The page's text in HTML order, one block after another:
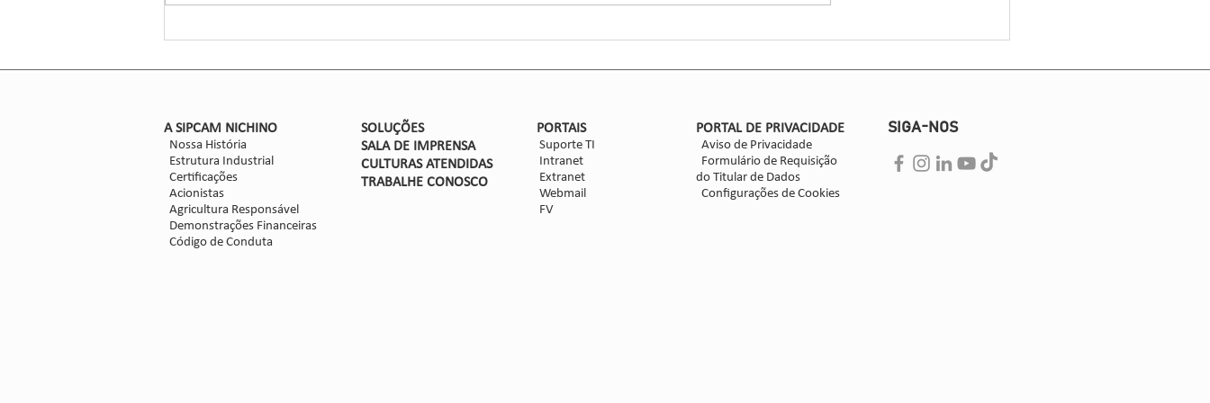
novo herbicida para o manejo do
Dalbulus maidis?
formada por 30 associadas, liderou
​A SIPCAM NICHINO
Nossa História
Estrutura Industrial
Certificações
Acionistas
Agricultura Responsável
Demonstrações Financeiras
Código de Conduta
SOLUÇÕES
SALA DE IMPRENSA
CULTURAS ATENDIDAS
TRABALHE CONOSCO
PORTAIS
Suporte TI
Intranet
Extranet
Webmail
FV
PORTAL DE PRIVACIDADE
Aviso de Privacidade
Formulário de Requisição
do Titular de Dados
Configurações de Cookies
SIGA-NOS